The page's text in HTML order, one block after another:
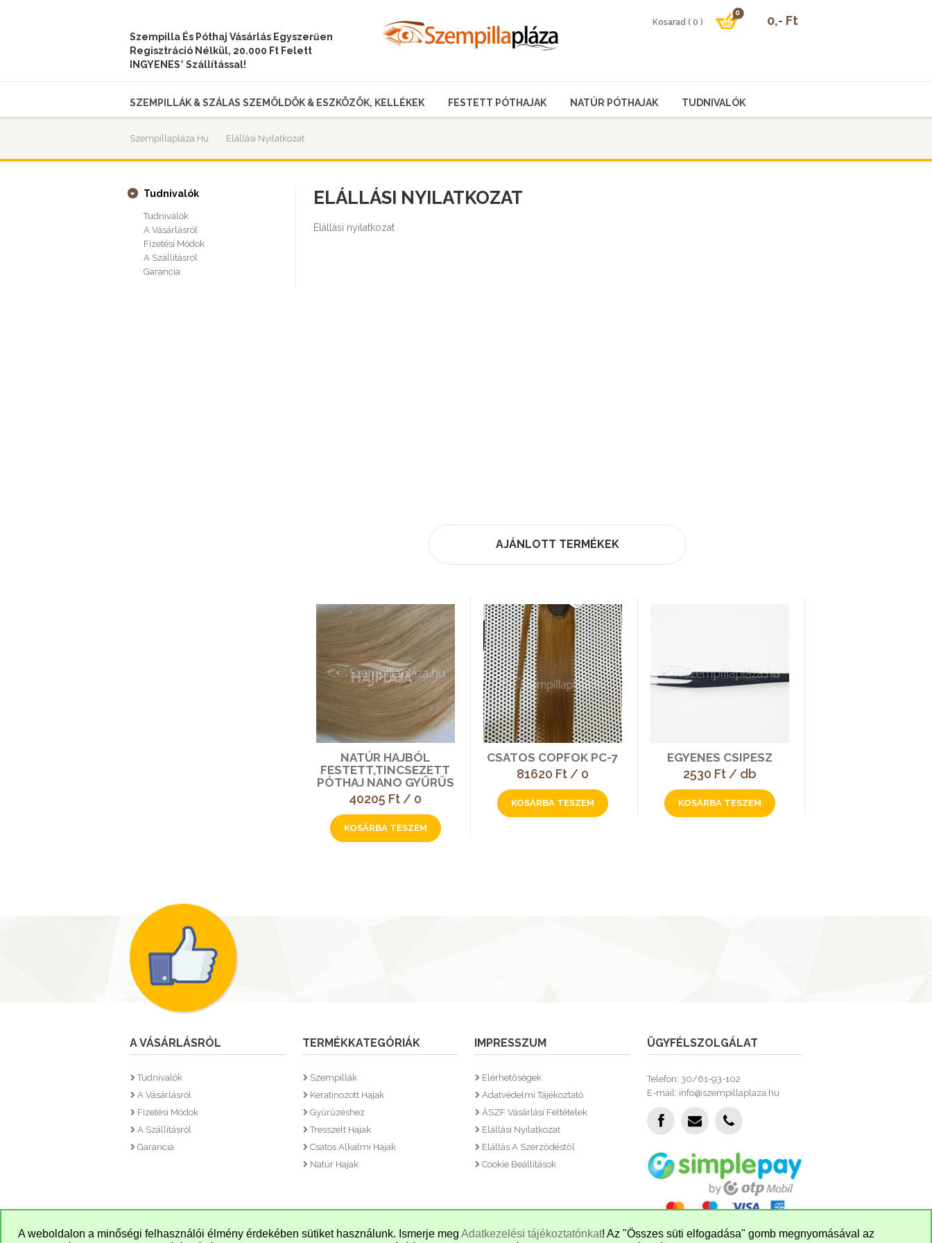
Szempilla És Póthaj Vásárlás Egyszerűen
Regisztráció Nélkül, 20.000 Ft Felett
INGYENES* Szállítással!
SZEMPILLÁK & SZÁLAS SZEMÖLDÖK & ESZKÖZÖK, KELLÉKEK FESTETT PÓTHAJAK NATÚR PÓTHAJAK TUDNIVALÓK
Szempillapláza.hu Elállási Nyilatkozat
Tudnivalók
Tudnivalók
A Vásárlásról
Fizetési Módok
A Szállításról
Garancia
ELÁLLÁSI NYILATKOZAT
Elállási nyilatkozat
AJÁNLOTT TERMÉKEK
NATÚR HAJBÓL
FESTETT,TINCSEZETT
PÓTHAJ NANO GYŰRŰS
40205 Ft / 0
CSATOS COPFOK PC-7
81620 Ft / 0
EGYENES CSIPESZ
2530 Ft / db
A VÁSÁRLÁSRÓL
Tudnivalók
A Vásárlásról
Fizetési Módok
A Szállításról
Garancia
TERMÉKKATEGÓRIÁK
Szempillák
Keratinozott Hajak
Gyűrűzéshez
Tresszelt Hajak
Csatos Alkalmi Hajak
Natúr Hajak
IMPRESSZUM
Elérhetőségek
Adatvédelmi Tájékoztató
ÁSZF Vásárlási Feltételek
Elállási Nyilatkozat
Elállás A Szerződéstől
Cookie Beállítások
ÜGYFÉLSZOLGÁLAT
Telefon: 30/61-93-102
E-mail: info@szempillaplaza.hu
A weboldalon a minőségi felhasználói élmény érdekében sütiket használunk. Ismerje meg Adatkezelési tájékoztatónkat! Az "Összes süti elfogadása" gomb megnyomásával az